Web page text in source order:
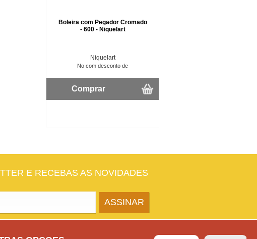
Boleira com Pegador Cromado
- 600 - Niquelart
Niquelart
No com desconto de
Comprar
E RECEBAS AS NOVIDADES